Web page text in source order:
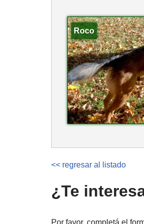
Roco
<< regresar al listado
¿Te